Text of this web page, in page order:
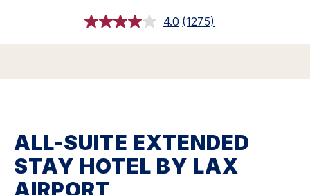
4.0 閱
1275
相
結。
(1275)
ALL-SUITE EXTENDED
STAY HOTEL BY LAX
AIRPORT